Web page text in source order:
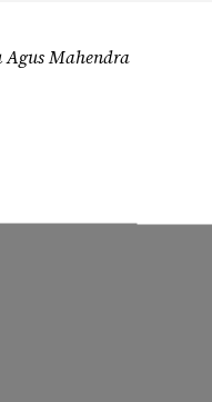
Agus Mahendra